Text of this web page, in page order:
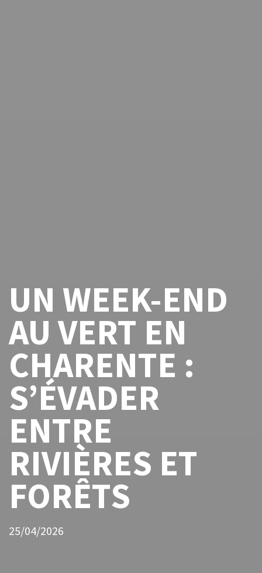
UN WEEK-END
AU VERT EN
CHARENTE :
S’ÉVADER
ENTRE
RIVIÈRES ET
FORÊTS
25/04/2026